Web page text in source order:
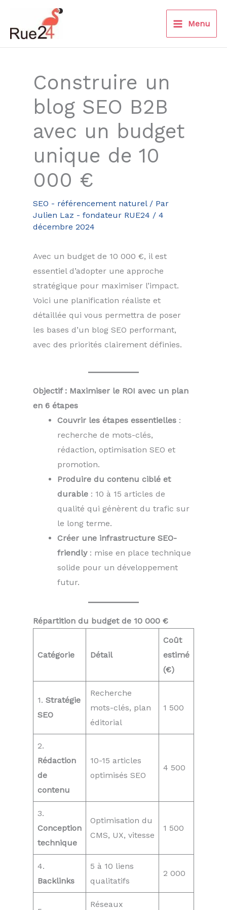
contenu
Menu
Construire un
blog SEO B2B
avec un budget
unique de 10
000 €
SEO - référencement naturel/ Par
Julien Laz - fondateur RUE24 / 4
décembre 2024
Avec un budget de 10 000 €, il est
essentiel d’adopter une approche
stratégique pour maximiser l’impact.
Voici une planification réaliste et
détaillée qui vous permettra de poser
les bases d’un blog SEO performant,
avec des priorités clairement définies.
Objectif : Maximiser le ROI avec un plan
en 6 étapes
Couvrir les étapes essentielles :
recherche de mots-clés,
rédaction, optimisation SEO et
promotion.
Produire du contenu ciblé et
durable : 10 à 15 articles de
qualité qui génèrent du trafic sur
le long terme.
Créer une infrastructure SEO-
friendly: mise en place technique
solide pour un développement
futur.
Répartition du budget de 10 000 €
Catégorie Détail
Coût
estimé
(€)
1. Stratégie
SEO
Recherche
mots-clés, plan
éditorial
1 500
2.
Rédaction
de
contenu
10-15 articles
optimisés SEO
4 500
3.
Conception
technique
Optimisation du
CMS, UX, vitesse
1 500
4.
Backlinks
5 à 10 liens
qualitatifs
2 000
Réseaux